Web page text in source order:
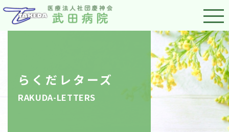
らくだレターズ
RAKUDA-LETTERS